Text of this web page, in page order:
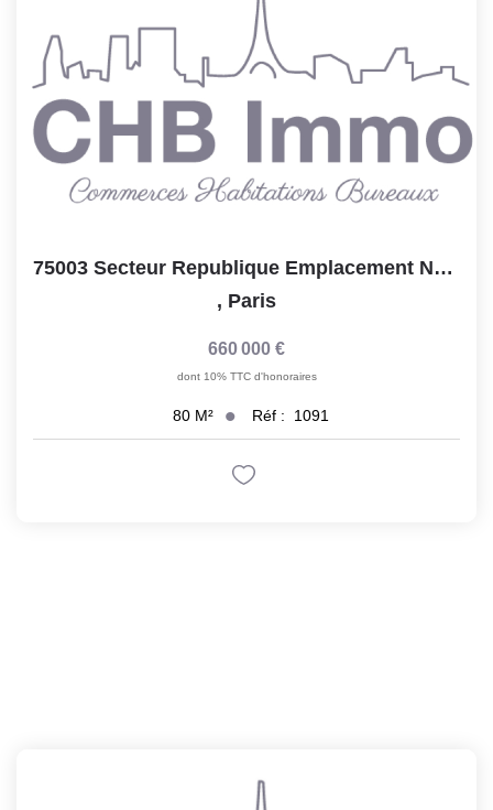
75003 Secteur Republique Emplacement N1, Restaurant Avec...
, Paris
660 000 €
dont 10% TTC d'honoraires
80 M² Réf : 1091